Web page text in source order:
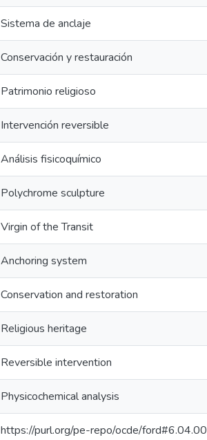
Sistema de anclaje
Conservación y restauración
Patrimonio religioso
Intervención reversible
Análisis fisicoquímico
Polychrome sculpture
Virgin of the Transit
Anchoring system
Conservation and restoration
Religious heritage
Reversible intervention
Physicochemical analysis
https://purl.org/pe-repo/ocde/ford#6.04.00